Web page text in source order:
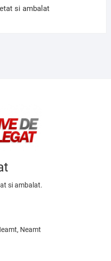
si ambalat
si ambalat.
Neamt